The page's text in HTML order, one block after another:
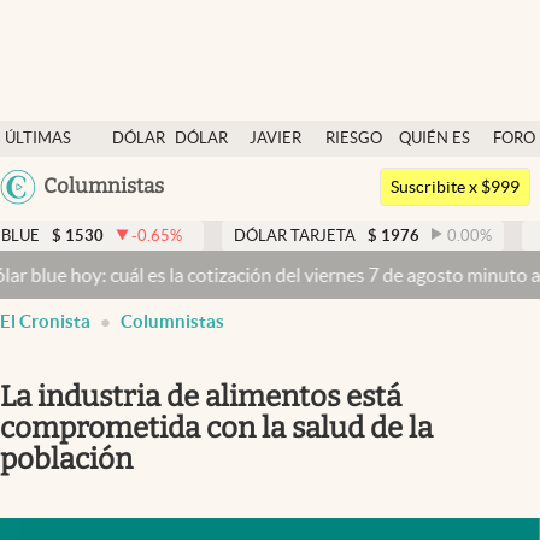
ÚLTIMAS
NOTICIAS
DÓLAR
DÓLAR
JAVIER
RIESGO
QUIÉN ES
QUIÉN
FORO
Argentina
México
Columnistas
Dólar
Members
Economía y Política
Finanzas y Mercados
Mercados Online
Columnistas
Otras secciones
Suscribite x $999
-0.65% DÓLAR TARJETA $ 1976 0.00% DÓLAR
cuál es la cotización del viernes 7 de agosto minuto a minuto
El Cronista Columnistas
La industria de alimentos está
comprometida con la salud de la
población